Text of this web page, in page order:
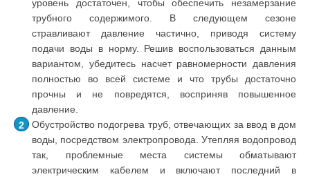
уровень достаточен, чтобы обеспечить незамерзание
трубного содержимого. В следующем сезоне
стравливают давление частично, приводя систему
подачи воды в норму. Решив воспользоваться данным
вариантом, убедитесь насчет равномерности давления
полностью во всей системе и что трубы достаточно
прочны и не повредятся, восприняв повышенное
давление.
Обустройство подогрева труб, отвечающих за ввод в дом
воды, посредством электропровода. Утепляя водопровод
так, проблемные места системы обматывают
электрическим кабелем и включают последний в